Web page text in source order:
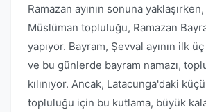
Ramazan ayının sonuna
Müslüman topluluğu, Ramazan
yapıyor. Bayram, Şevval ayının ilk
ve bu günlerde bayram namazı,
kılınıyor. Ancak, Latacunga'daki
topluluğu için bu kutlama, büyük